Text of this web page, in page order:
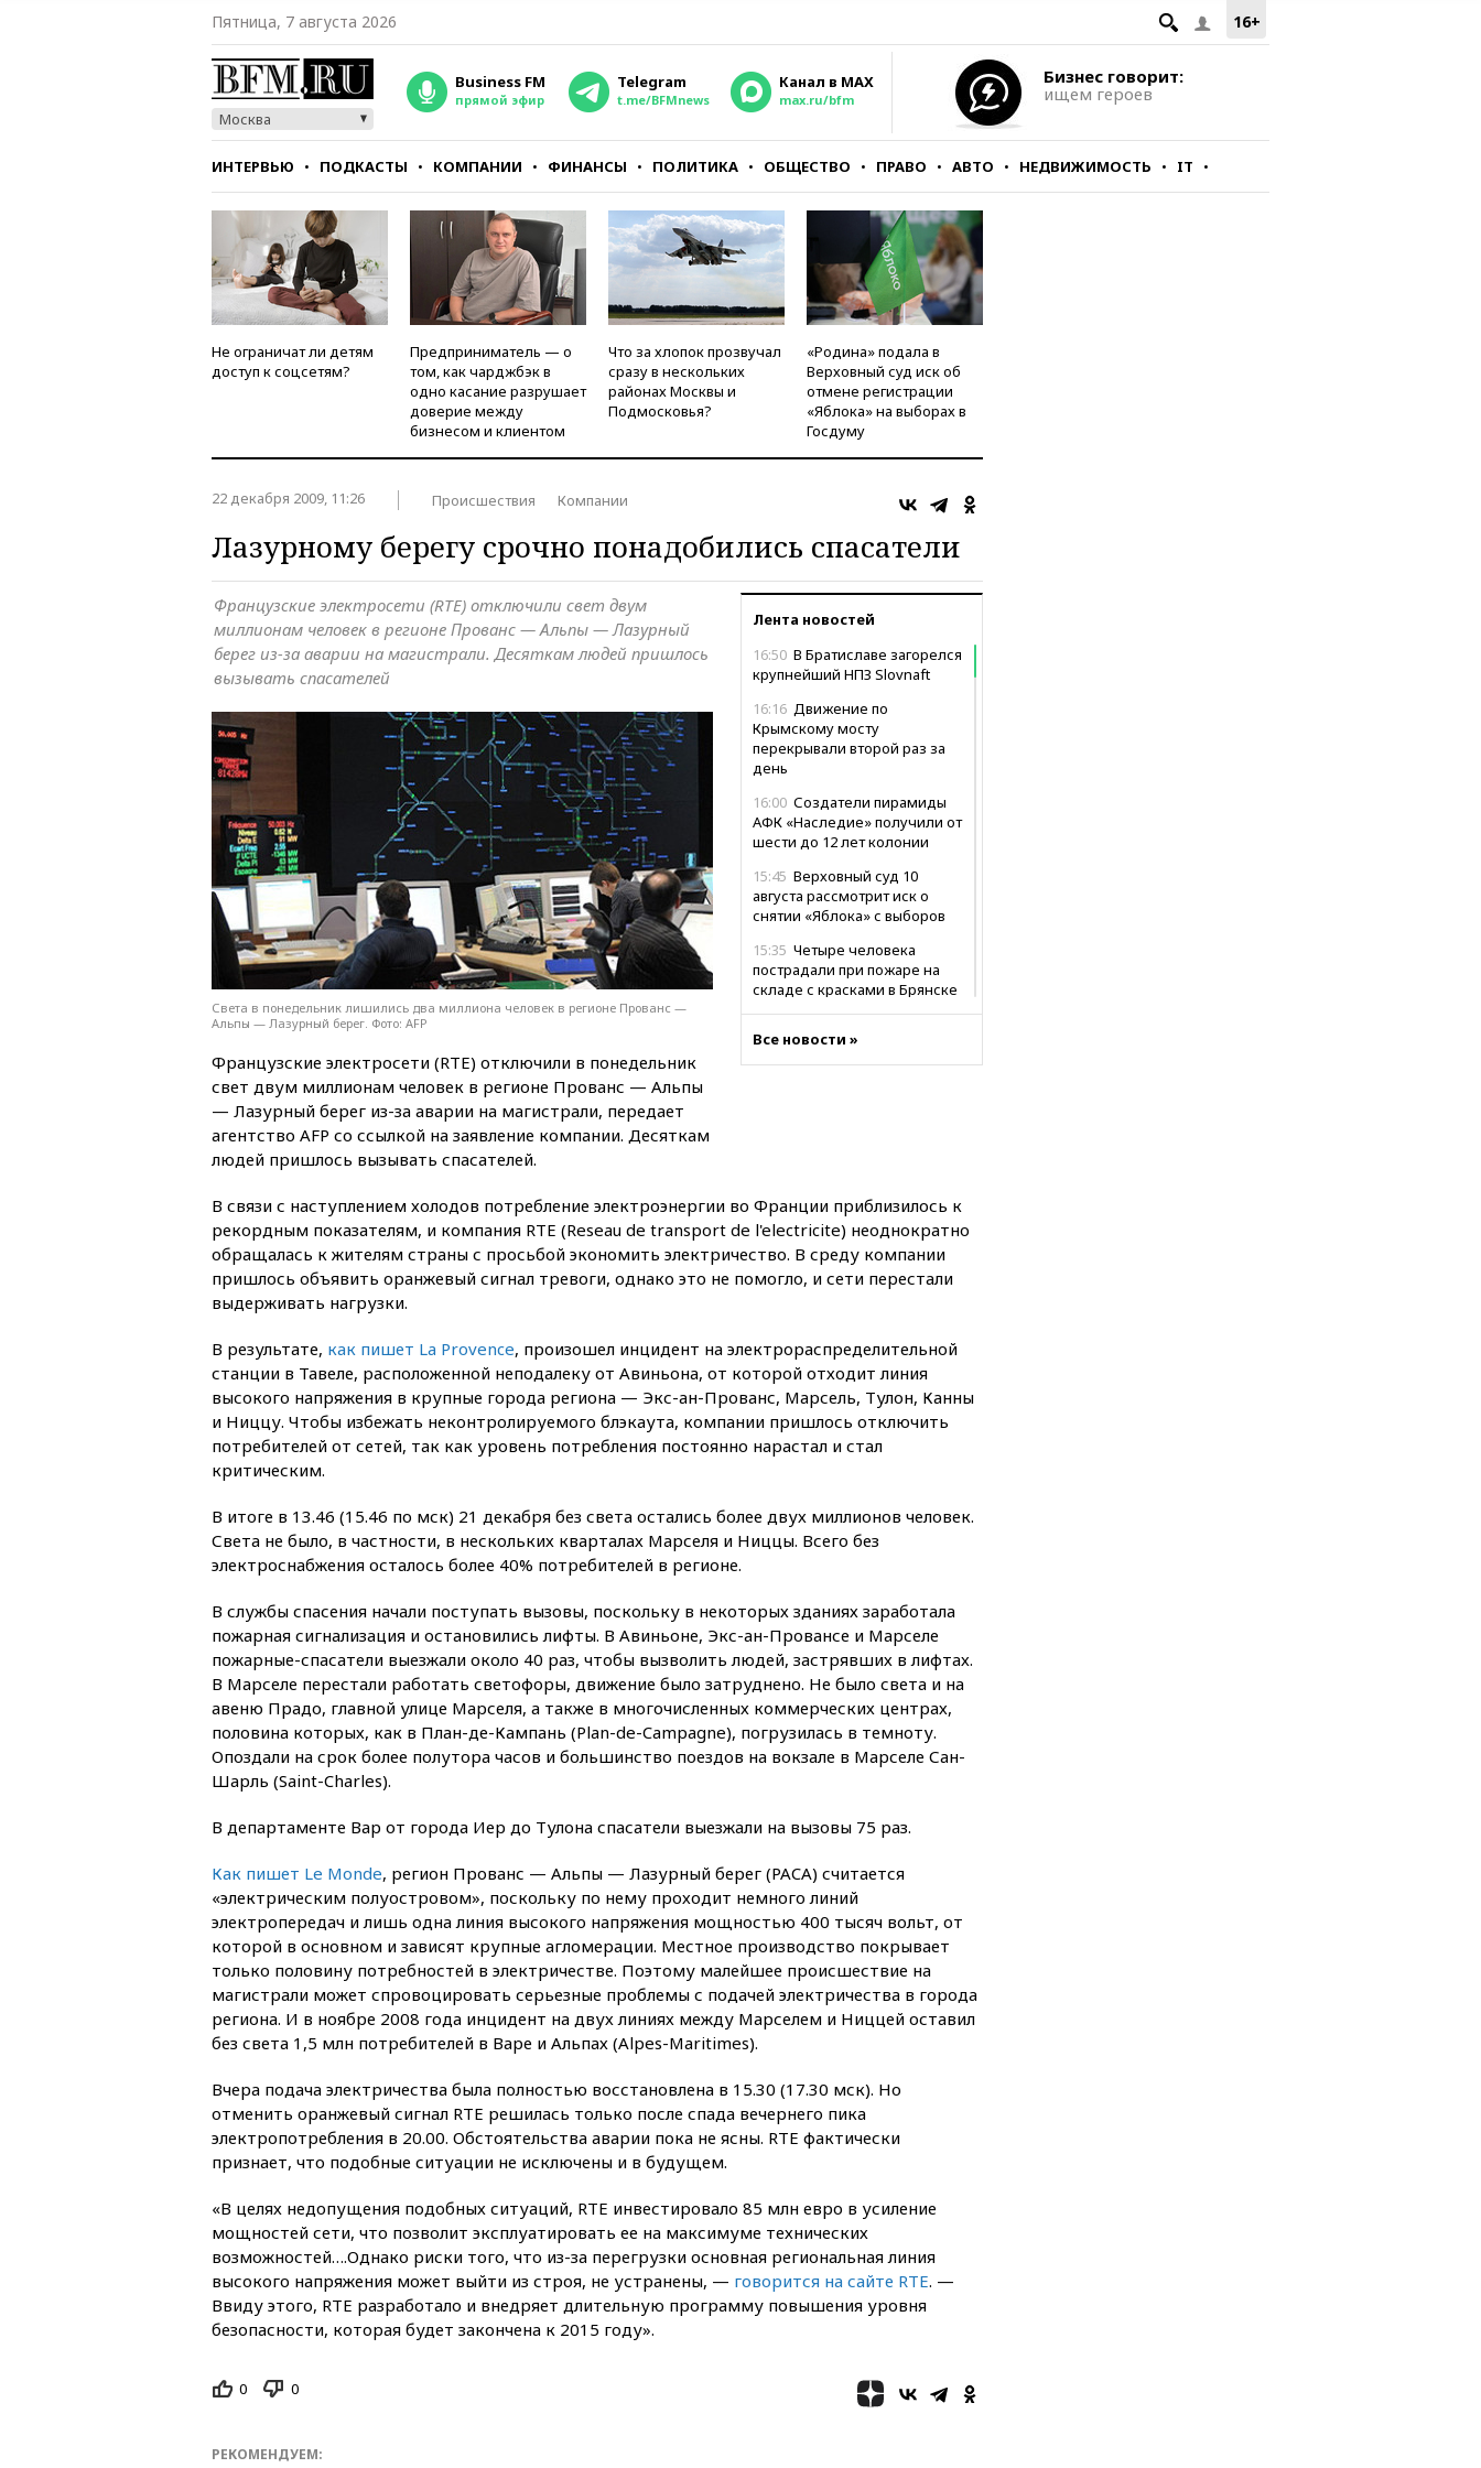
16+
Пятница, 7 августа 2026
Москва
Business FM
прямой эфир
Telegram
t.me/BFMnews
Канал в MAX
max.ru/bfm
Бизнес говорит:
ищем героев
ИНТЕРВЬЮ ПОДКАСТЫ КОМПАНИИ ФИНАНСЫ ПОЛИТИКА ОБЩЕСТВО ПРАВО АВТО НЕДВИЖИМОСТЬ IT
СТИЛЬ ТЕСТЫ
Не ограничат ли детям
доступ к соцсетям?
Предприниматель — о
том, как чарджбэк в
одно касание разрушает
доверие между
бизнесом и клиентом
Что за хлопок прозвучал
сразу в нескольких
районах Москвы и
Подмосковья?
«Родина» подала в
Верховный суд иск об
отмене регистрации
«Яблока» на выборах в
Госдуму
22 декабря 2009, 11:26 Происшествия Компании
Лазурному берегу срочно понадобились спасатели
Лента новостей
16:50 В Братиславе загорелся
крупнейший НПЗ Slovnaft
16:16 Движение по
Крымскому мосту
перекрывали второй раз за
день
16:00 Создатели пирамиды
АФК «Наследие» получили от
шести до 12 лет колонии
15:45 Верховный суд 10
августа рассмотрит иск о
снятии «Яблока» с выборов
15:35 Четыре человека
пострадали при пожаре на
складе с красками в Брянске
возобновит ежедневные
рейсы в Абу-Даби
Books получил условный срок
по делу о пропаганде ЛГБТ
14:34 Минпромторг не
намерен сокращать перечень
14:14Роспотребнадзор
одобрил открытие сезона на
105 пляжах в Анапе
14:09 Глава Тувы включил
сенатора Нарусову в список
программу по открытию
партнерских хабов
законопроект о частной
собственности
13:36
ABC News: запасы
вооружений США достигли
крайне низкого уровня
13:16
Верховный суд снять «Яблоко»
13:11 Путин обсудил с
президентом ОАЭ ситуацию в
Украине
Суд обязал москвичку
выселить из квартиры
крокодила, лису и других
животных
Россия планирует
запустить групповые
безвизовые турпоездки для
12:36 Экспорт растворимого
кофе из России достиг
рекордных показателей
Анискино в Харьковской
области
12:15 Минцифры РФ не
планирует вводить
ограничения на доступ детей
открытия второго маршрута в
Ормузском проливе
Все новости »
Французские электросети (RTE) отключили свет двум
миллионам человек в регионе Прованс — Альпы — Лазурный
берег из-за аварии на магистрали. Десяткам людей пришлось
вызывать спасателей
Света в понедельник лишились два миллиона человек в регионе Прованс —
Альпы — Лазурный берег. Фото: AFP
Французские электросети (RTE) отключили в понедельник
свет двум миллионам человек в регионе Прованс — Альпы
— Лазурный берег из-за аварии на магистрали, передает
агентство AFP со ссылкой на заявление компании. Десяткам
людей пришлось вызывать спасателей.
В связи с наступлением холодов потребление электроэнергии во Франции приблизилось к
рекордным показателям, и компания RTE (Reseau de transport de l'electricite) неоднократно
обращалась к жителям страны с просьбой экономить электричество. В среду компании
пришлось объявить оранжевый сигнал тревоги, однако это не помогло, и сети перестали
выдерживать нагрузки.
В результате, как пишет La Provence, произошел инцидент на электрораспределительной
станции в Тавеле, расположенной неподалеку от Авиньона, от которой отходит линия
высокого напряжения в крупные города региона — Экс-ан-Прованс, Марсель, Тулон, Канны
и Ниццу. Чтобы избежать неконтролируемого блэкаута, компании пришлось отключить
потребителей от сетей, так как уровень потребления постоянно нарастал и стал
критическим.
В итоге в 13.46 (15.46 по мск) 21 декабря без света остались более двух миллионов человек.
Света не было, в частности, в нескольких кварталах Марселя и Ниццы. Всего без
электроснабжения осталось более 40% потребителей в регионе.
В службы спасения начали поступать вызовы, поскольку в некоторых зданиях заработала
пожарная сигнализация и остановились лифты. В Авиньоне, Экс-ан-Провансе и Марселе
пожарные-спасатели выезжали около 40 раз, чтобы вызволить людей, застрявших в лифтах.
В Марселе перестали работать светофоры, движение было затруднено. Не было света и на
авеню Прадо, главной улице Марселя, а также в многочисленных коммерческих центрах,
половина которых, как в План-де-Кампань (Plan-de-Campagne), погрузилась в темноту.
Опоздали на срок более полутора часов и большинство поездов на вокзале в Марселе Сан-
Шарль (Saint-Charles).
В департаменте Вар от города Иер до Тулона спасатели выезжали на вызовы 75 раз.
Как пишет Le Monde, регион Прованс — Альпы — Лазурный берег (PACA) считается
«электрическим полуостровом», поскольку по нему проходит немного линий
электропередач и лишь одна линия высокого напряжения мощностью 400 тысяч вольт, от
которой в основном и зависят крупные агломерации. Местное производство покрывает
только половину потребностей в электричестве. Поэтому малейшее происшествие на
магистрали может спровоцировать серьезные проблемы с подачей электричества в города
региона. И в ноябре 2008 года инцидент на двух линиях между Марселем и Ниццей оставил
без света 1,5 млн потребителей в Варе и Альпах (Alpes-Maritimes).
Вчера подача электричества была полностью восстановлена в 15.30 (17.30 мск). Но
отменить оранжевый сигнал RTE решилась только после спада вечернего пика
электропотребления в 20.00. Обстоятельства аварии пока не ясны. RTE фактически
признает, что подобные ситуации не исключены и в будущем.
«В целях недопущения подобных ситуаций, RTE инвестировало 85 млн евро в усиление
мощностей сети, что позволит эксплуатировать ее на максимуме технических
возможностей….Однако риски того, что из-за перегрузки основная региональная линия
высокого напряжения может выйти из строя, не устранены, — говорится на сайте RTE. —
Ввиду этого, RTE разработало и внедряет длительную программу повышения уровня
безопасности, которая будет закончена к 2015 году».
0 0
РЕКОМЕНДУЕМ: